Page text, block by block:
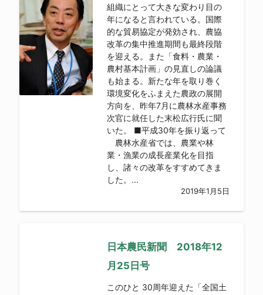
組織にとって大きな変わり目の
年になると言われている。国際
的な貿易協定が発効され、農協
改革の集中推進期間も最終段階
を迎える。また「食料・農業・
農村基本計画」の見直しの論議
も始まる。新たな年を取り巻く
環境変化をふまえた農政の展開
方向を、昨年7月に農林水産事務
次官に就任した末松広行氏に聞
いた。 ■平成30年を振り返って
農林水産省では、農業や林
業・漁業の成長産業化を目指
し、諸々の改革をすすめてきま
した。...
2019年1月5日
日本農民新聞 2018年12
月25日号
このひと 30周年迎えた「全国土